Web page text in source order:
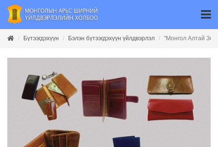
Бүтээгдэхүүн Бэлэн бүтээгдэхүүн үйлдвэрлэл "Монгол Алтай